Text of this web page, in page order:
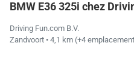
BMW E36 325i chez
Driving Fun.com B.V.
Zandvoort • 4,1 km (+4